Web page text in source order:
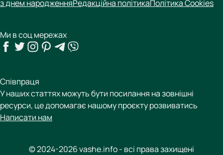
з днем народженняРедакційна політикаПолітика Cookies
Ми в соц мережах
Співпраця
У наших статтях можуть бути посилання на зовнішні
ресурси, це допомагає нашому проєкту розвиватись
Написати нам
© 2024-2026 vashe.info - всі права захищені